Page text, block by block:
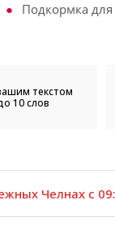
Подкормка для
текстом
10 слов
Челнах с